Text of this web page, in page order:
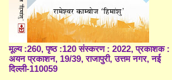
मूल्य :260, पृष्ठ :120 संस्करण : 2022, प्रकाशक :
अयन प्रकाशन, 19/39, राजापुरी, उत्तम नगर, नई
दिल्ली-110059